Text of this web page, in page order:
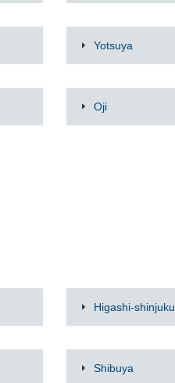
Yotsuya
Oji
Higashi-shinjuku
Shibuya